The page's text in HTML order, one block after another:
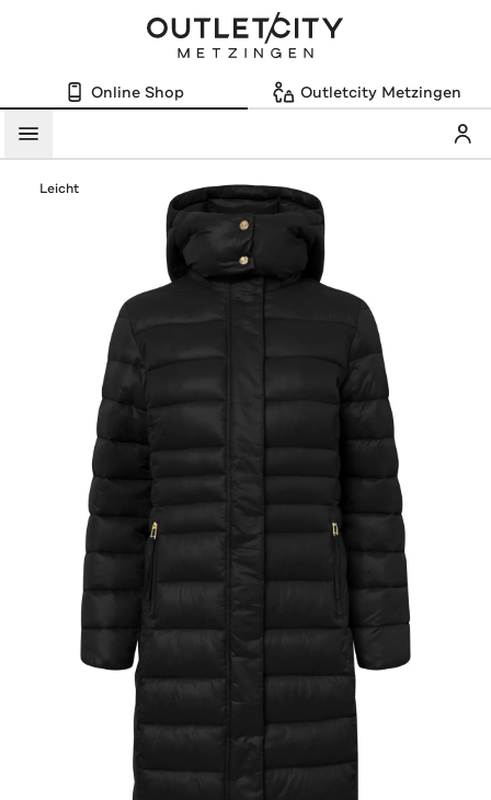
Online Shop Outletcity Metzingen
Menü
Leicht